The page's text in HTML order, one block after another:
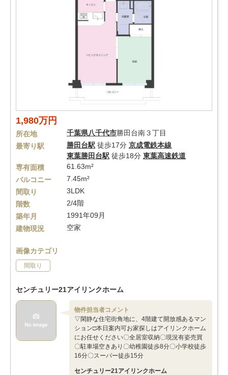
1,980万円
所在地 千葉県八千代市勝田台南３丁目
最寄り駅
勝田台駅 徒歩17分 京成電鉄本線
東葉勝田台駅 徒歩18分 東葉高速鉄道
専有面積
61.63m²
バルコニー
7.45m²
間取り
3LDK
階数
2/4階
築年月
1991年09月
建物現況
空家
画像カテゴリ
間取り
センチュリー21アイリンクホーム
物件担当者コメント
▽閑静な住宅街角地に、4階建て開放感あるマン
ション□本日案内可お家探しはアイリンクホーム
にお任せください〇全居室収納〇現況有姿売買
〇駐車場空きあり〇幼稚園徒歩8分〇小学校徒歩
16分〇スーパー徒歩15分
センチュリー21アイリンクホーム